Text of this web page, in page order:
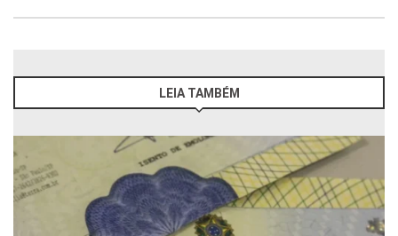
LEIA TAMBÉM